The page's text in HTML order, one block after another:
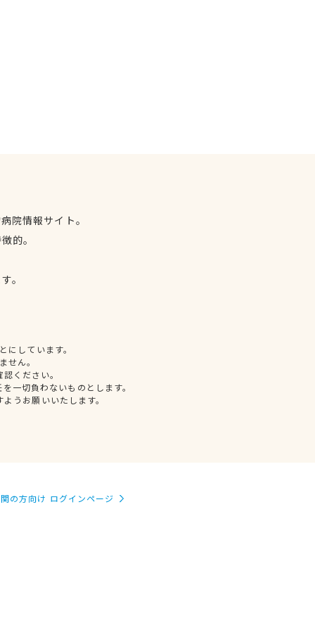
院情報サイト。
的。
。
しています。
せん。
ください。
一切負わないものとします。
うお願いいたします。
の方向け ログインページ